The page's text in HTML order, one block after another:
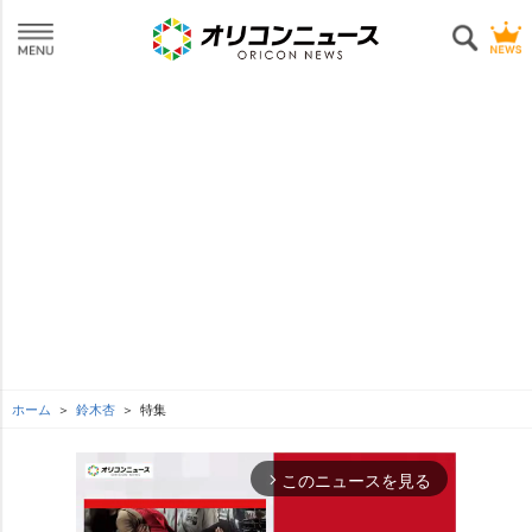
ホーム 鈴木杏 特集
arrow_forward_ios このニュースを見る